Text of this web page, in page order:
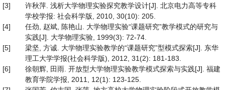
[3]
许秋萍. 浅析大学物理实验探究教学设计[J]. 北京电力高等专科
学校学报: 社会科学版, 2010, 30(10): 205.
[4]
任劲, 赵斌, 陈艳山. 大学物理实验“课题研究”教学模式的研究与
实践[J]. 大学物理实验, 1999(3): 72-74.
[5]
梁坚, 方诚. 大学物理实验教学的“课题研究”型模式探索[J]. 东华
理工大学学报(社会科学版), 2012, 31(2): 181-183.
[6]
徐朝辉, 田雨. 开放型大学物理实验教学模式探索与实践[J]. 福建
教育学院学报, 2011, 12(1): 123-125.